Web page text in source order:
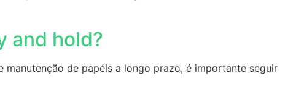
and hold?
manutenção de papéis a longo prazo, é importante seguir